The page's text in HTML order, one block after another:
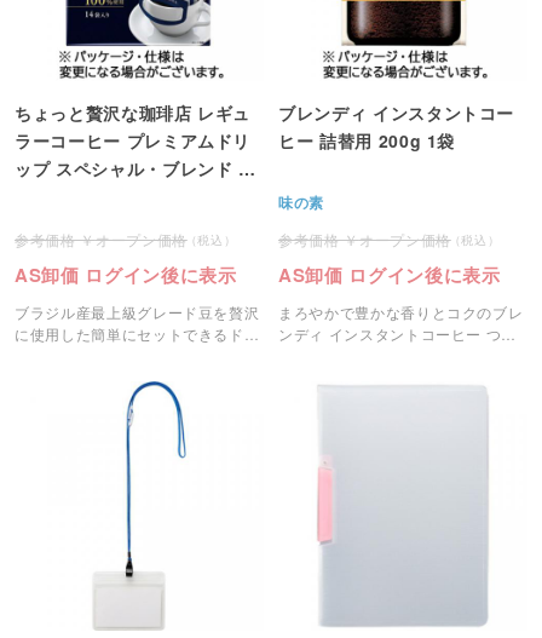
ちょっと贅沢な珈琲店 レギュ
ラーコーヒー プレミアムドリ
ップ スペシャル・ブレンド 1
オープン価格
AS卸価 ログイン後に表示
ブラジル産最上級グレード豆を贅沢
に使用した簡単にセットできるドリ
ブレンディ インスタントコー
ヒー 詰替用 200g 1袋
味の素
オープン価格
AS卸価 ログイン後に表示
まろやかで豊かな香りとコクのブレ
ンディ インスタントコーヒー つめ